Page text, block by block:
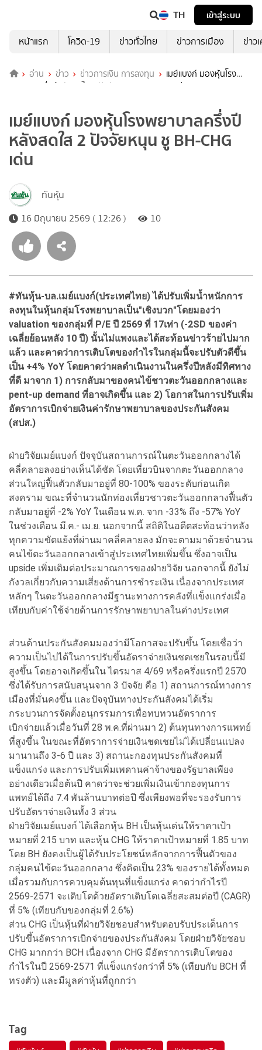
TH
เข้าสู่ระบบ
หน้าแรก
โควิด-19 ข่าวทั่วไทย ข่าวการเมือง ข่าว
อ่าน ข่าว ข่าวการเงิน การลงทุน
เมย์แบงก์ มองหุ้นโรง
พยาบาลครึ่งปีหลังสดใส 2 ปัจจัยหนุน ชู BH-CHG เด่น
เมย์แบงก์ มองหุ้นโรงพยาบาลครึ่งปี
หลังสดใส 2 ปัจจัยหนุน ชู BH-CHG
เด่น
ทันหุ้น
16 มิถุนายน 2569 ( 12:26 )
10
#ทันหุ้น-บล.เมย์แบงก์(ประเทศไทย) ได้ปรับเพิ่มน้ำหนักการ
ลงทุนในหุ้นกลุ่มโรงพยาบาลเป็น"เชิงบวก"โดยมองว่า
valuation ของกลุ่มที่ P/E ปี 2569 ที่ 17เท่า (-2SD ของค่า
เฉลี่ยย้อนหลัง 10 ปี) นั้นไม่แพงและได้สะท้อนข่าวร้ายไปมาก
แล้ว และคาดว่าการเติบโตของกำไรในกลุ่มนี้จะปรับตัวดีขึ้น
เป็น +4% YoY โดยคาดว่าผลดำเนินงานในครึ่งปีหลังมีทิศทาง
ที่ดี มาจาก 1) การกลับมาของคนไข้ชาวตะวันออกกลางและ
pent-up demand ที่อาจเกิดขึ้น และ 2) โอกาสในการปรับเพิ่ม
อัตราการเบิกจ่ายเงินค่ารักษาพยาบาลของประกันสังคม
(สปส.)
ฝ่ายวิจัยเมย์แบงก์ ปัจจุบันสถานการณ์ในตะวันออกกลางได้
คลี่คลายลงอย่างเห็นได้ชัด โดยเที่ยวบินจากตะวันออกกลาง
ส่วนใหญ่ฟื้นตัวกลับมาอยู่ที่ 80-100% ของระดับก่อนเกิด
สงคราม ขณะที่จำนวนนักท่องเที่ยวชาวตะวันออกกลางฟื้นตัว
กลับมาอยู่ที่ -2% YoY ในเดือน พ.ค. จาก -33% ถึง -57% YoY
ในช่วงเดือน มี.ค.- เม.ย. นอกจากนี้ สถิติในอดีตสะท้อนว่าหลัง
ทุกความขัดแย้งที่ผ่านมาคลี่คลายลง มักจะตามมาด้วยจำนวน
คนไข้ตะวันออกกลางเข้าสู่ประเทศไทยเพิ่มขึ้น ซึ่งอาจเป็น
upside เพิ่มเติมต่อประมาณการของฝ่ายวิจัย นอกจากนี้ ยังไม่
กังวลเกี่ยวกับความเสี่ยงด้านการชำระเงิน เนื่องจากประเทศ
หลักๆ ในตะวันออกกลางมีฐานะทางการคลังที่แข็งแกร่งเมื่อ
เทียบกับค่าใช้จ่ายด้านการรักษาพยาบาลในต่างประเทศ
ส่วนด้านประกันสังคมมองว่ามีโอกาสจะปรับขึ้น โดยเชื่อว่า
ความเป็นไปได้ในการปรับขึ้นอัตราจ่ายเงินชดเชยในรอบนี้มี
สูงขึ้น โดยอาจเกิดขึ้นใน ไตรมาส 4/69 หรือครึ่งแรกปี 2570
ซึ่งได้รับการสนับสนุนจาก 3 ปัจจัย คือ 1) สถานการณ์ทางการ
เมืองที่มั่นคงขึ้น และปัจจุบันทางประกันสังคมได้เริ่ม
กระบวนการจัดตั้งอนุกรรมการเพื่อทบทวนอัตราการ
เบิกจ่ายแล้วเมื่อวันที่ 28 พ.ค.ที่ผ่านมา 2) ต้นทุนทางการแพทย์
ที่สูงขึ้น ในขณะที่อัตราการจ่ายเงินชดเชยไม่ได้เปลี่ยนแปลง
มานานถึง 3-6 ปี และ 3) สถานะกองทุนประกันสังคมที่
แข็งแกร่ง และการปรับเพิ่มเพดานค่าจ้างของรัฐบาลเพียง
อย่างเดียวเมื่อต้นปี คาดว่าจะช่วยเพิ่มเงินเข้ากองทุนการ
แพทย์ได้ถึง 7.4 พันล้านบาทต่อปี ซึ่งเพียงพอที่จะรองรับการ
ปรับอัตราจ่ายเงินทั้ง 3 ส่วน
ฝ่ายวิจัยเมย์แบงก์ ได้เลือกหุ้น BH เป็นหุ้นเด่นให้ราคาเป้า
หมายที่ 215 บาท และหุ้น CHG ให้ราคาเป้าหมายที่ 1.85 บาท
โดย BH ยังคงเป็นผู้ได้รับประโยชน์หลักจากการฟื้นตัวของ
กลุ่มคนไข้ตะวันออกกลาง ซึ่งคิดเป็น 23% ของรายได้ทั้งหมด
เมื่อรวมกับการควบคุมต้นทุนที่แข็งแกร่ง คาดว่ากำไรปี
2569-2571 จะเติบโตด้วยอัตราเติบโตเฉลี่ยสะสมต่อปี (CAGR)
ที่ 5% (เทียบกับของกลุ่มที่ 2.6%)
ส่วน CHG เป็นหุ้นที่ฝ่ายวิจัยชอบสำหรับตอบรับประเด็นการ
ปรับขึ้นอัตราการเบิกจ่ายของประกันสังคม โดยฝ่ายวิจัยชอบ
CHG มากกว่า BCH เนื่องจาก CHG มีอัตราการเติบโตของ
กำไรในปี 2569-2571 ที่แข็งแกร่งกว่าที่ 5% (เทียบกับ BCH ที่
ทรงตัว) และมีมูลค่าหุ้นที่ถูกกว่า
Tag